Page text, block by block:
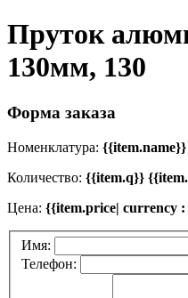
Пруток
130мм, 130
Форма заказа
Номенклатура: {{item.name}}
Количество: {{item.q}}
Цена: {{item.price| currency
Имя:
Телефон: